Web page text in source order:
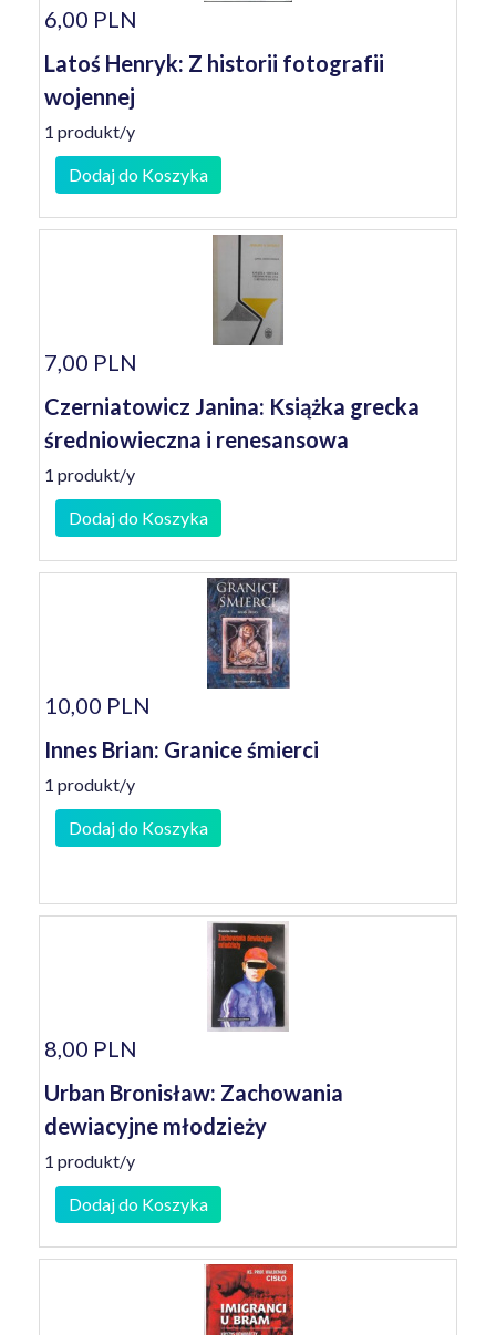
6,00 PLN
Latoś Henryk: Z historii fotografii
wojennej
1 produkt/y
Dodaj do Koszyka
7,00 PLN
Czerniatowicz Janina: Książka grecka
średniowieczna i renesansowa
1 produkt/y
Dodaj do Koszyka
10,00 PLN
Innes Brian: Granice śmierci
1 produkt/y
Dodaj do Koszyka
8,00 PLN
Urban Bronisław: Zachowania
dewiacyjne młodzieży
1 produkt/y
Dodaj do Koszyka